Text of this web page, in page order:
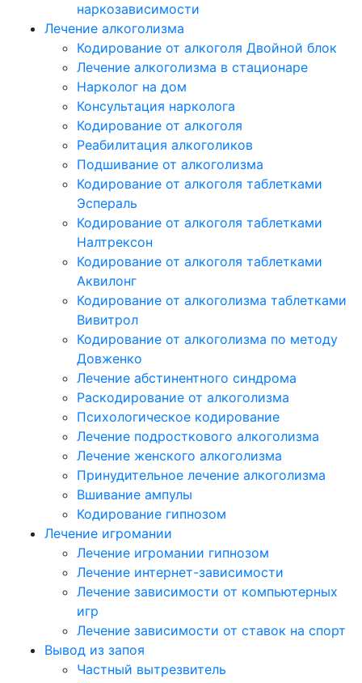
наркозависимости
Лечение алкоголизма
Кодирование от алкоголя Двойной блок
Лечение алкоголизма в стационаре
Нарколог на дом
Консультация нарколога
Кодирование от алкоголя
Реабилитация алкоголиков
Подшивание от алкоголизма
Кодирование от алкоголя таблетками
Эспераль
Кодирование от алкоголя таблетками
Налтрексон
Кодирование от алкоголя таблетками
Аквилонг
Кодирование от алкоголизма таблетками
Вивитрол
Кодирование от алкоголизма по методу
Довженко
Лечение абстинентного синдрома
Раскодирование от алкоголизма
Психологическое кодирование
Лечение подросткового алкоголизма
Лечение женского алкоголизма
Принудительное лечение алкоголизма
Вшивание ампулы
Кодирование гипнозом
Лечение игромании
Лечение игромании гипнозом
Лечение интернет-зависимости
Лечение зависимости от компьютерных
игр
Лечение зависимости от ставок на спорт
Вывод из запоя
Частный вытрезвитель